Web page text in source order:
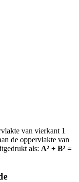
van vierkant 1
de oppervlakte van
als: A² + B² =